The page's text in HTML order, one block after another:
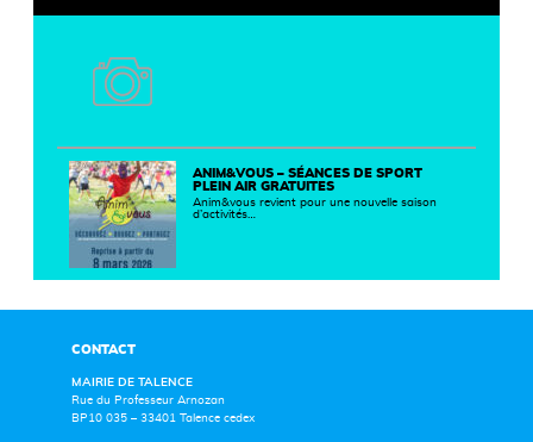
ANIM&VOUS – SÉANCES DE SPORT
PLEIN AIR GRATUITES
Anim&vous revient pour une nouvelle saison
d’activités…
CONTACT
MAIRIE DE TALENCE
Rue du Professeur Arnozan
BP10 035 – 33401 Talence cedex